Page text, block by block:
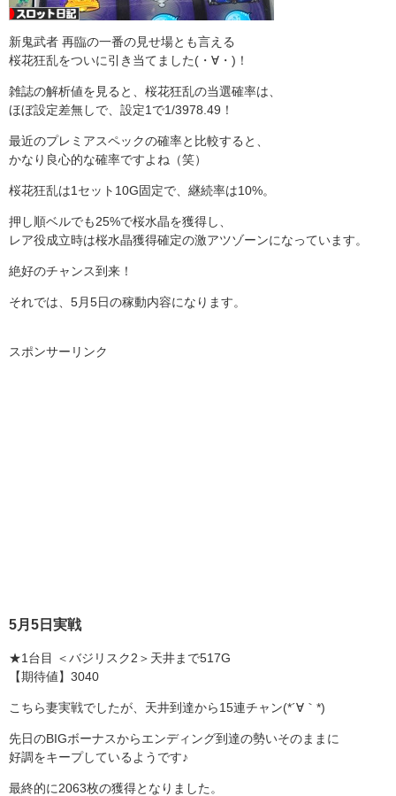
新鬼武者 再臨の一番の見せ場とも言える
桜花狂乱をついに引き当てました(・∀・)！
雑誌の解析値を見ると、桜花狂乱の当選確率は、
ほぼ設定差無しで、設定1で1/3978.49！
最近のプレミアスペックの確率と比較すると、
かなり良心的な確率ですよね（笑）
桜花狂乱は1セット10G固定で、継続率は10%。
押し順ベルでも25%で桜水晶を獲得し、
レア役成立時は桜水晶獲得確定の激アツゾーンになっています。
絶好のチャンス到来！
それでは、5月5日の稼動内容になります。
スポンサーリンク
5月5日実戦
★1台目 ＜バジリスク2＞天井まで517G
【期待値】3040
こちら妻実戦でしたが、天井到達から15連チャン(*´∀｀*)
先日のBIGボーナスからエンディング到達の勢いそのままに
好調をキープしているようです♪
最終的に2063枚の獲得となりました。